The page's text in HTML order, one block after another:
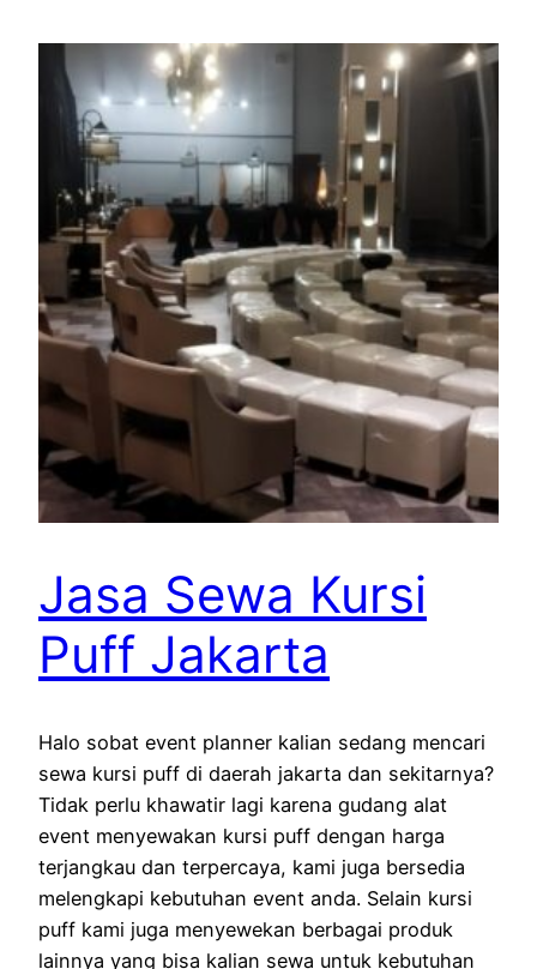
Jasa Sewa Kursi
Puff Jakarta
Halo sobat event planner kalian sedang mencari
sewa kursi puff di daerah jakarta dan sekitarnya?
Tidak perlu khawatir lagi karena gudang alat
event menyewakan kursi puff dengan harga
terjangkau dan terpercaya, kami juga bersedia
melengkapi kebutuhan event anda. Selain kursi
puff kami juga menyewekan berbagai produk
lainnya yang bisa kalian sewa untuk kebutuhan